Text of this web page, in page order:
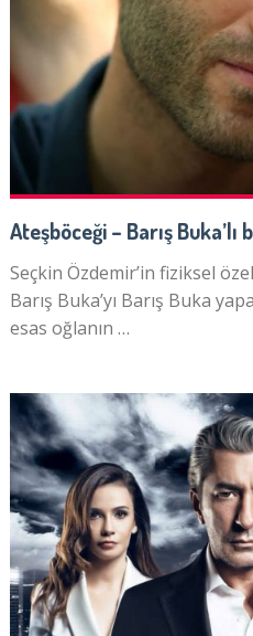
Ateşböceği – Barış
Seçkin Özdemir’in fiziksel
Barış Buka’yı Barış Buka
esas oğlanın …